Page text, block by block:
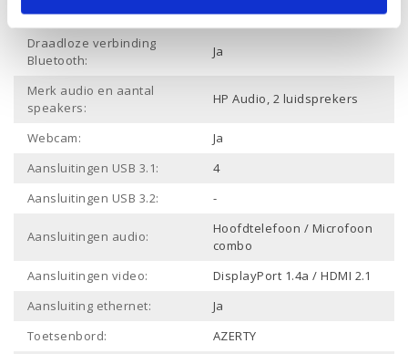
Draadloze verbinding Wifi:
Ja
Draadloze verbinding
Bluetooth:
Ja
Merk audio en aantal
speakers:
HP Audio, 2 luidsprekers
Webcam:
Ja
Aansluitingen USB 3.1:
4
Aansluitingen USB 3.2:
-
Aansluitingen audio:
Hoofdtelefoon / Microfoon
combo
Aansluitingen video:
DisplayPort 1.4a / HDMI 2.1
Aansluiting ethernet:
Ja
Toetsenbord:
AZERTY